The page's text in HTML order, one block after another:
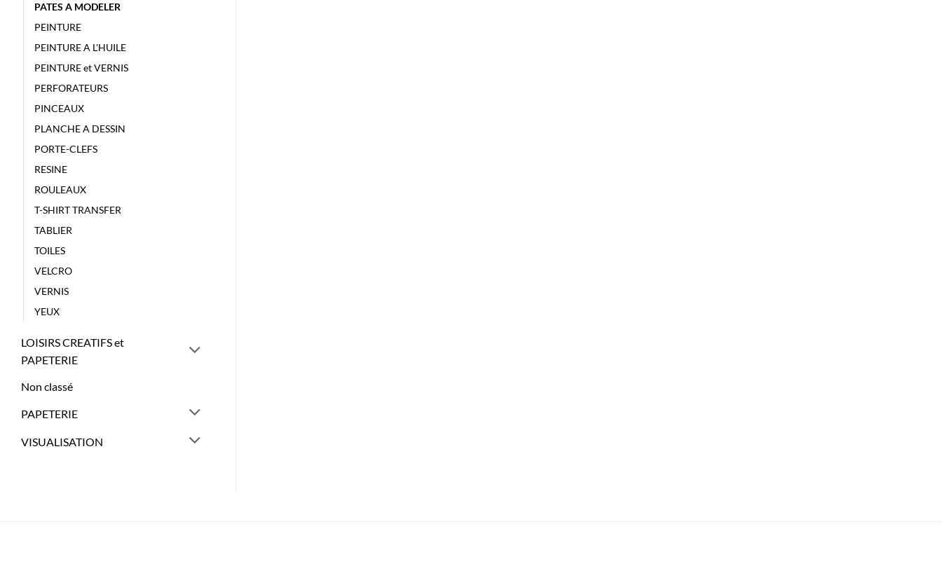
PATES A MODELER
PEINTURE
PEINTURE A L'HUILE
PEINTURE et VERNIS
PERFORATEURS
PINCEAUX
PLANCHE A DESSIN
PORTE-CLEFS
RESINE
ROULEAUX
T-SHIRT TRANSFER
TABLIER
TOILES
VELCRO
VERNIS
YEUX
LOISIRS CREATIFS et
PAPETERIE
Non classé
PAPETERIE
VISUALISATION